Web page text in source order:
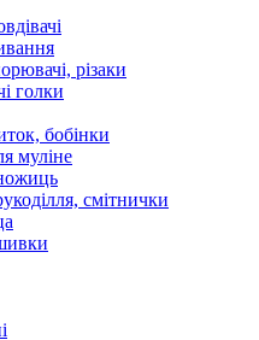
різаки
голки
бобінки
муліне
смітнички